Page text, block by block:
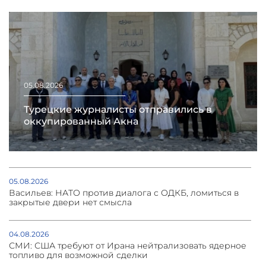
05.08.2026
Турецкие журналисты отправились в
оккупированный Акна
05.08.2026
Васильев: НАТО против диалога с ОДКБ, ломиться в
закрытые двери нет смысла
04.08.2026
СМИ: США требуют от Ирана нейтрализовать ядерное
топливо для возможной сделки